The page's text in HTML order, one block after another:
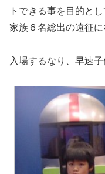
トできる事を目的と
家族６名総出の遠征に
入場するなり、早速